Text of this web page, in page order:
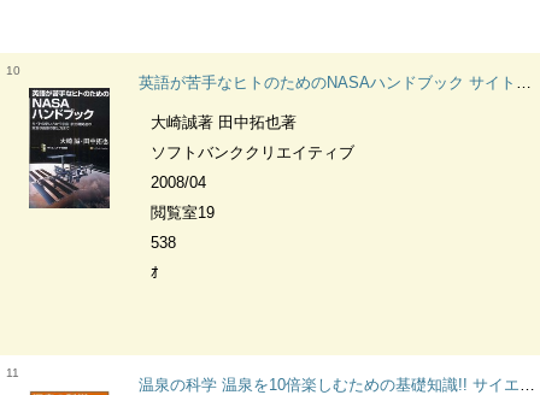
10
英語が苦手なヒトのためのNASAハンドブック サイトの使い方から宇宙・航空機関連の貴重な画像の探し方まで サイエンス・アイ新書
大崎誠著 田中拓也著
ソフトバンククリエイティブ
2008/04
閲覧室19
538
ｵ
11
温泉の科学 温泉を10倍楽しむための基礎知識!! サイエンス・アイ新書 SIS-295 科学